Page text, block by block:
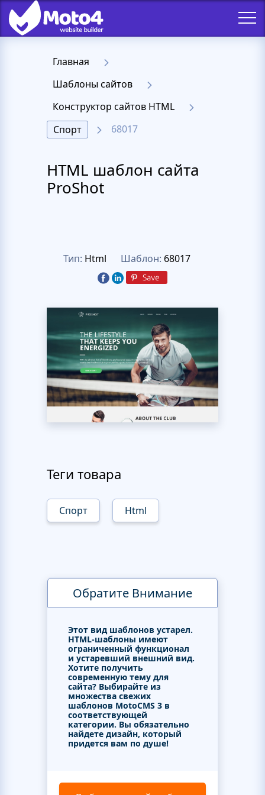
Главная
Шаблоны сайтов
Конструктор сайтов HTML
Спорт
68017
HTML шаблон сайта
ProShot
Тип: Html Шаблон: 68017
Теги товара
Спорт Html
Обратите Внимание
Этот вид шаблонов устарел.
HTML-шаблоны имеют
ограниченный функционал
и устаревший внешний вид.
Хотите получить
современную тему для
сайта? Выбирайте из
множества свежих
шаблонов MotoCMS 3 в
соответствующей
категории. Вы обязательно
найдете дизайн, который
придется вам по душе!